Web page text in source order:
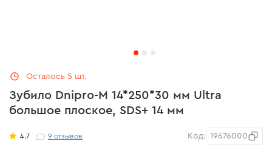
Зубило Dnipro-M 14*250*30 мм Ultra
большое плоское, SDS+ 14 мм
4.7 9отзывов Код: 19676000
Осталось 5 шт.